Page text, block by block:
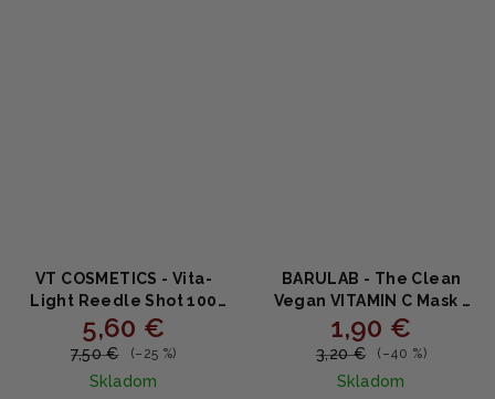
VT COSMETICS - Vita-
Light Reedle Shot 100
2‑Step Hydrogel Mask –
Rozjasňujúca
dvojkroková maska s
CICA Reedle™ 1,5 g + 33 g
5,60 €
7,50 € (–25 %)
Skladom
BARULAB - The Clean
Vegan VITAMIN C Mask -
Rozjasňujúca vegánska
plátenná maska s
vitamínom C a
niacínamidom
1,90 €
3,20 € (–40 %)
Skladom